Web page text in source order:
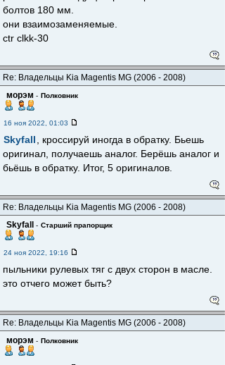
болтов 180 мм.
они взаимозаменяемые.
ctr clkk-30
Re: Владельцы Kia Magentis MG (2006 - 2008)
морэм - Полковник
16 ноя 2022, 01:03
Skyfall
, кроссируй иногда в обратку. Бьешь
оригинал, получаешь аналог. Берёшь аналог и
бьëшь в обратку. Итог, 5 оригиналов.
Re: Владельцы Kia Magentis MG (2006 - 2008)
Skyfall
- Старший прапорщик
24 ноя 2022, 19:16
пыльники рулевых тяг с двух сторон в масле.
это отчего может быть?
Re: Владельцы Kia Magentis MG (2006 - 2008)
морэм - Полковник